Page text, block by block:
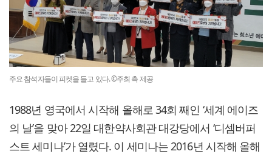
주요 참석자들이 피켓을 들고 있다. ©주최 측 제공
1988년 영국에서 시작해 올해로 34회 째인 ‘세계 에이즈
의 날’을 맞아 22일 대한약사회관 대강당에서 ‘디셈버퍼
스트 세미나’가 열렸다. 이 세미나는 2016년 시작해 올해